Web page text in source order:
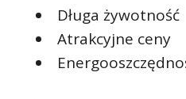
Długa żywotność
Atrakcyjne ceny